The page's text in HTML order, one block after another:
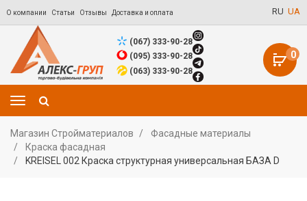
О компании Статьи Отзывы Доставка и оплата RU UA
0
(067) 333-90-28
(095) 333-90-28
(063) 333-90-28
Магазин Стройматериалов
Фасадные материалы
Краска фасадная
KREISEL 002 Краска структурная универсальная БАЗА D